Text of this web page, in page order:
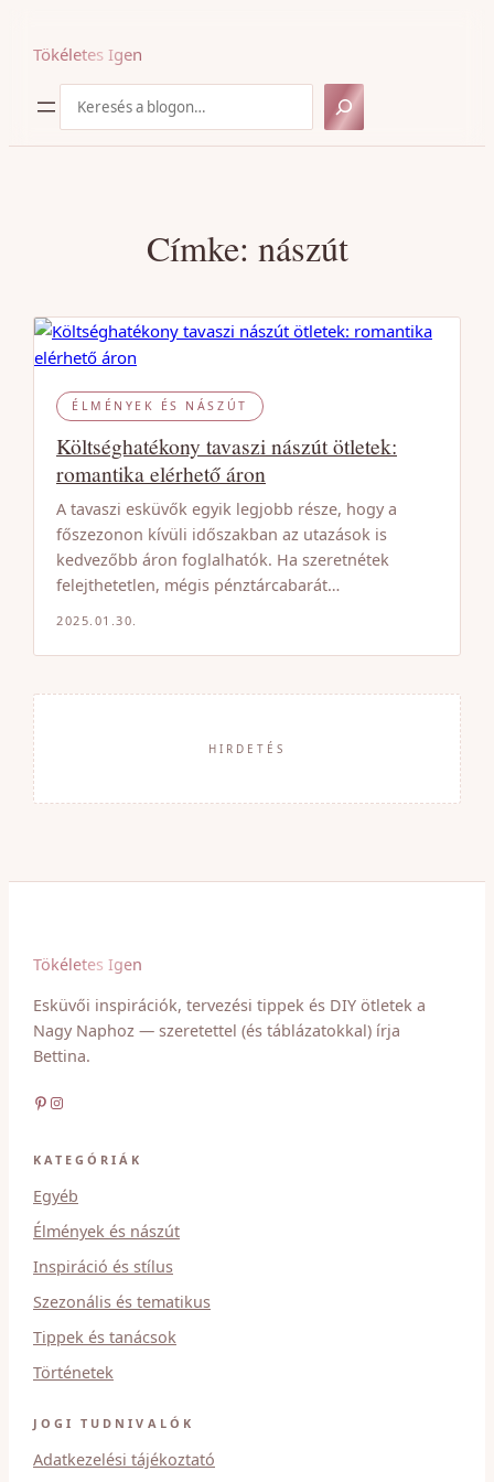
Tökéletes Igen
Címke: nászút
ÉLMÉNYEK ÉS NÁSZÚT
Költséghatékony tavaszi nászút ötletek:
romantika elérhető áron
A tavaszi esküvők egyik legjobb része, hogy a
főszezonon kívüli időszakban az utazások is
kedvezőbb áron foglalhatók. Ha szeretnétek
felejthetetlen, mégis pénztárcabarát…
2025.01.30.
HIRDETÉS
Tökéletes Igen
Esküvői inspirációk, tervezési tippek és DIY ötletek a
Nagy Naphoz — szeretettel (és táblázatokkal) írja
Bettina.
Pinterest Instagram
KATEGÓRIÁK
Egyéb
Élmények és nászút
Inspiráció és stílus
Szezonális és tematikus
Tippek és tanácsok
Történetek
JOGI TUDNIVALÓK
Adatkezelési tájékoztató